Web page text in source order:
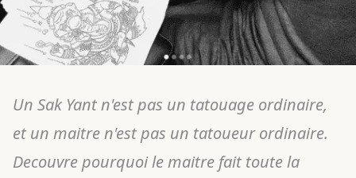
Un Sak Yant n'est pas un tatouage ordinaire,
et un maitre n'est pas un tatoueur ordinaire.
Decouvre pourquoi le maitre fait toute la